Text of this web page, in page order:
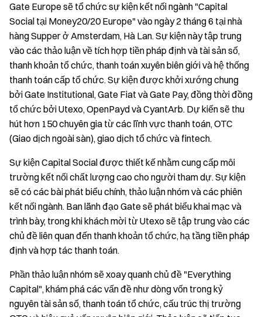
Gate Europe sẽ tổ chức sự kiện kết nối ngành "Capital
Social tại Money20/20 Europe" vào ngày 2 tháng 6 tại nhà
hàng Supper ở Amsterdam, Hà Lan. Sự kiện này tập trung
vào các thảo luận về tích hợp tiền pháp định và tài sản số,
thanh khoản tổ chức, thanh toán xuyên biên giới và hệ thống
thanh toán cấp tổ chức. Sự kiện được khởi xướng chung
bởi Gate Institutional, Gate Fiat và Gate Pay, đồng thời đồng
tổ chức bởi Utexo, OpenPayd và CyantArb. Dự kiến sẽ thu
hút hơn 150 chuyên gia từ các lĩnh vực thanh toán, OTC
(Giao dịch ngoài sàn), giao dịch tổ chức và fintech.
Sự kiện Capital Social được thiết kế nhằm cung cấp môi
trường kết nối chất lượng cao cho người tham dự. Sự kiện
sẽ có các bài phát biểu chính, thảo luận nhóm và các phiên
kết nối ngành. Ban lãnh đạo Gate sẽ phát biểu khai mạc và
trình bày, trong khi khách mời từ Utexo sẽ tập trung vào các
chủ đề liên quan đến thanh khoản tổ chức, hạ tầng tiền pháp
định và hợp tác thanh toán.
Phần thảo luận nhóm sẽ xoay quanh chủ đề "Everything
Capital", khám phá các vấn đề như dòng vốn trong kỷ
nguyên tài sản số, thanh toán tổ chức, cấu trúc thị trường